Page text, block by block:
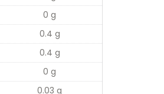
0 g
0.4 g
0.4 g
0 g
0.03 g